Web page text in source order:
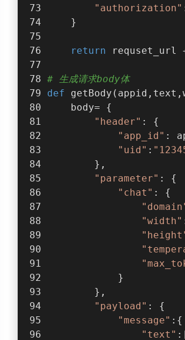
"authorization"
    }
return requset_url
# 生成请求body体
def
getBody (
    body= {
"header" : {
"app_id" :
"uid" :
        },
"parameter" : {
"chat" : {
"width"
            }
        },
"payload" : {
"message" :{
"text"